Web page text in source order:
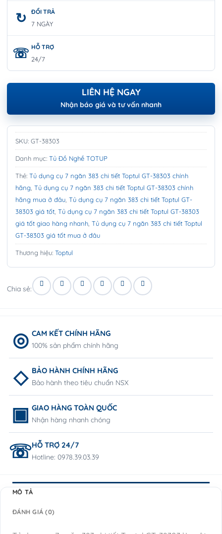
ĐỔI TRẢ
7 NGÀY
HỖ TRỢ
24/7
LIÊN HỆ NGAY
Nhận báo giá và tư vấn nhanh
SKU: GT-38303
Danh mục: Tủ Đồ Nghề TOTUP
Thẻ: Tủ dụng cụ 7 ngăn 383 chi tiết Toptul GT-38303 chính
hãng Tủ dụng cụ 7 ngăn 383 chi tiết Toptul GT-38303 chính
hãng mua ở đâu Tủ dụng cụ 7 ngăn 383 chi tiết Toptul GT-
38303 giá tốt Tủ dụng cụ 7 ngăn 383 chi tiết Toptul GT-38303
giá tốt giao hàng nhanh Tủ dụng cụ 7 ngăn 383 chi tiết Toptul
GT-38303 giá tốt mua ở đâu
Thương hiệu: Toptul
Chia sẻ:
CAM KẾT CHÍNH HÃNG
100% sản phẩm chính hãng
BẢO HÀNH CHÍNH HÃNG
Bảo hành theo tiêu chuẩn NSX
GIAO HÀNG TOÀN QUỐC
Nhận hàng nhanh chóng
HỖ TRỢ 24/7
Hotline: 0978.39.03.39
MÔ TẢ
ĐÁNH GIÁ (0)